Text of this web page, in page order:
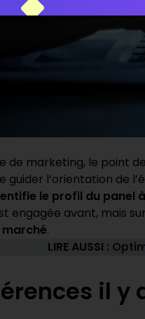
de marketing, le point
l’orientation de
le profil du panel
engagée avant, mais
marché.
LIRE AUSSI :
il